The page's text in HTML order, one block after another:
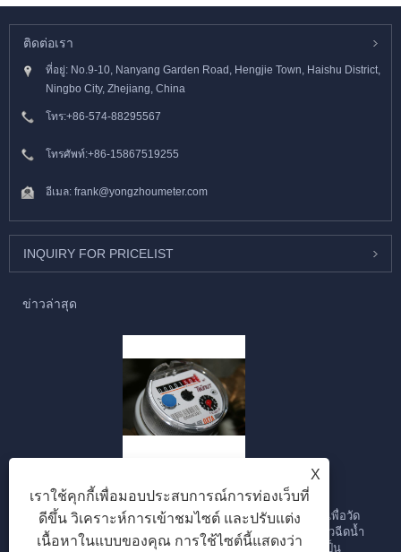
ติดต่อเรา
ที่อยู่: No.9-10, Nanyang Garden Road, Hengjie Town, Haishu District,
Ningbo City, Zhejiang, China
โทร:+86-574-88295567
โทรศัพท์:+86-15867519255
อีเมล: frank@yongzhoumeter.com
INQUIRY FOR PRICELIST
ข่าวล่าสุด
2023/09/28
มาตรวัดน้ำแบบมัลติเจ็ทเป็นมาตรวัดน้ำชนิดหนึ่งที่ออกแบบมาเพื่อวัด
การไหลของน้ำผ่านท่อ มันถูกเรียกว่า "มัลติเจ็ท" เนื่องจากใช้หัวฉีดน้ำ
หรือลำธารหลายสายเพื่อวัดอัตราการไหลของน้ำ ต่อไปนี้เป็น
X
เราใช้คุกกี้เพื่อมอบประสบการณ์การท่องเว็บที่
ดีขึ้น วิเคราะห์การเข้าชมไซต์ และปรับแต่ง
เนื้อหาในแบบของคุณ การใช้ไซต์นี้แสดงว่า